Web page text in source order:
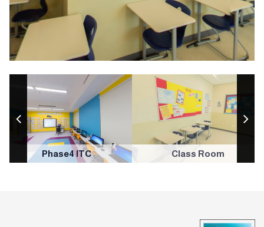
Class Room
Phase4 ITC